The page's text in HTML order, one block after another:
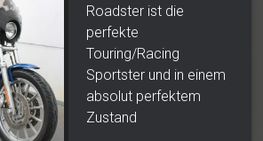
Roadster ist die
perfekte
Touring/Racing
Sportster und in einem
absolut perfektem
Zustand